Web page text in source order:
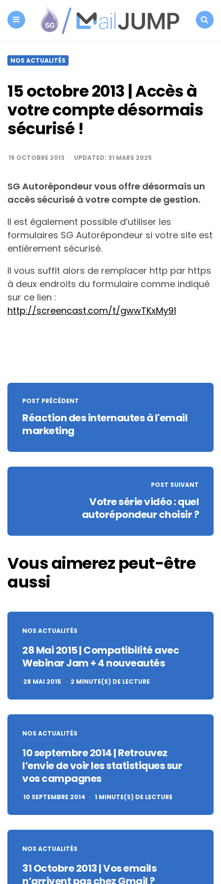
SG
Autorépondeur
NOS ACTUALITÉS
15 octobre 2013 | Accès à
votre compte désormais
sécurisé !
15 OCTOBRE 2013 UPDATED: 31 MARS 2025
SG Autorépondeur vous offre désormais un
accès sécurisé à votre compte de gestion.
Il est également possible d’utiliser les
formulaires SG Autorépondeur si votre site est
entièrement sécurisé.
Il vous suffit alors de remplacer http par https
à deux endroits du formulaire comme indiqué
sur ce lien :
http://screencast.com/t/gwwTKxMy91
Post
navigation
POST PRÉCÉDENT
Réaction des internautes à l'email
marketing
POST SUIVANT
Votre série vidéo : quel
autorépondeur choisir ?
Vous aimerez peut-être
aussi
NOS ACTUALITÉS
28 Mai 2015 | Compatibilité avec
Webinar Jam + 4 nouveautés
28 MAI 2015 2 MINUTE(S) DE LECTURE
NOS ACTUALITÉS
10 septembre 2014 | Retrouvez
l’envie de voir les statistiques sur
vos campagnes
10 SEPTEMBRE 2014 1 MINUTE(S) DE LECTURE
NOS ACTUALITÉS
31 Octobre 2013 | Vos emails
n’arrivent pas chez Gmail ?